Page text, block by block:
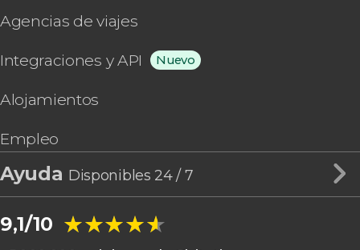
Agencias de viajes
Integraciones y API Nuevo
Alojamientos
Empleo
Ayuda Disponibles 24 / 7
9,1/10 ★★★★★
★★★★★